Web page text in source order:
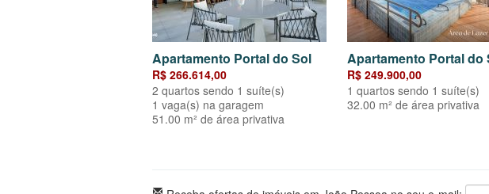
Apartamento Portal do Sol
R$ 266.614,00
2 quartos sendo 1 suíte(s)
1 vaga(s) na garagem
51.00 m² de área privativa
Apartamento Portal do
R$ 249.900,00
1 quartos sendo 1 suíte(s)
32.00 m² de área privativa